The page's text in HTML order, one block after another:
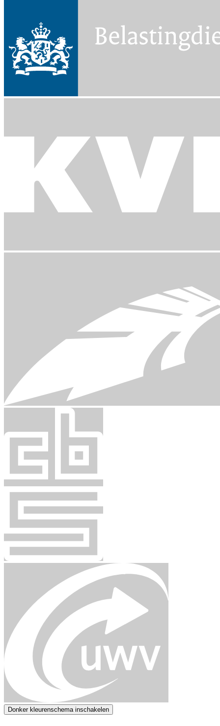
Donker kleurenschema inschakelen